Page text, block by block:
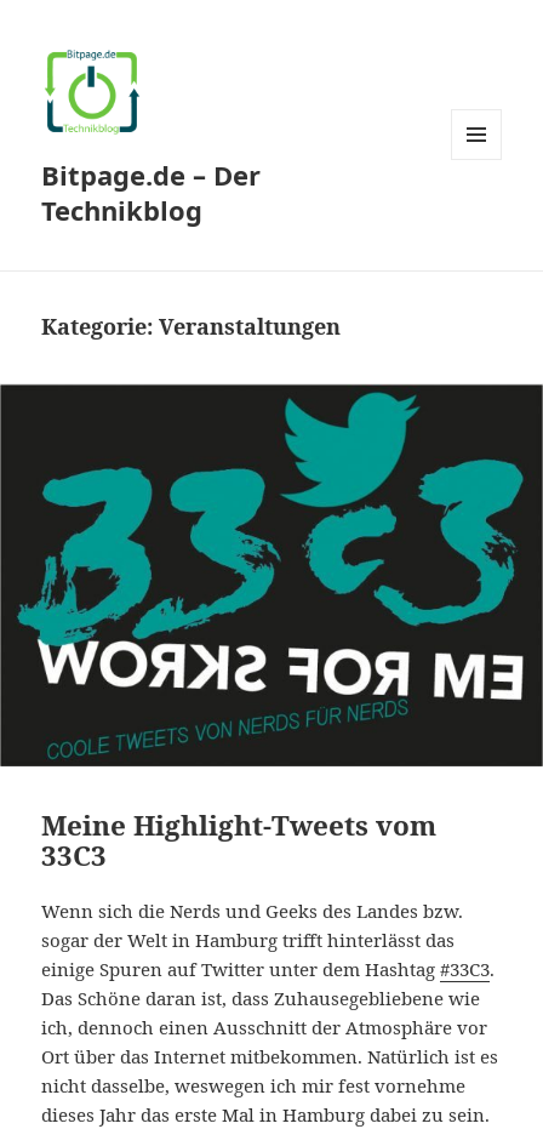
Bitpage.de – Der
Technikblog
Kategorie:Veranstaltungen
Meine Highlight-Tweets vom
33C3
Wenn sich die Nerds und Geeks des Landes bzw.
sogar der Welt in Hamburg trifft hinterlässt das
einige Spuren auf Twitter unter dem Hashtag#33C3.
Das Schöne daran ist, dass Zuhausegebliebene wie
ich, dennoch einen Ausschnitt der Atmosphäre vor
Ort über das Internet mitbekommen. Natürlich ist es
nicht dasselbe, weswegen ich mir fest vornehme
dieses Jahr das erste Mal in Hamburg dabei zu sein.